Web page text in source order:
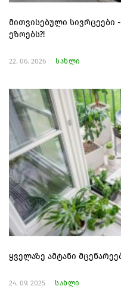
მითვისებული სივრცეები
ეზოებს?!
22. 06. 2026 სახლი
ყველაზე ამტანი
24. 09. 2025 სახლი